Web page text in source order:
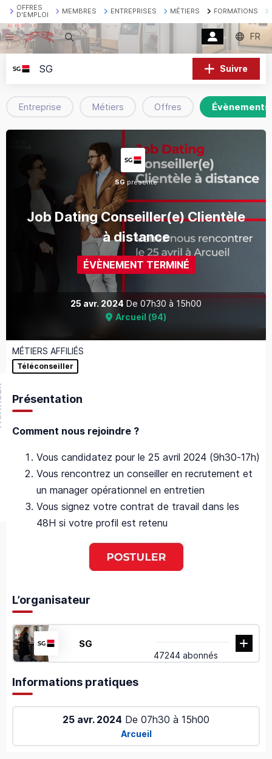
OFFRES
D'EMPLOI
MEMBRES ENTREPRISES MÉTIERS FORMATIONS
Recherche FR
SG Suivre
Entreprise Métiers Offres Évènements
SG présente
Job Dating Conseiller(e) Clientèle
à distance
ÉVÈNEMENT TERMINÉ
25 avr. 2024 De 07h30 à 15h00
Arcueil (94)
MÉTIERS AFFILIÉS
Téléconseiller
Présentation
Comment nous rejoindre ?
Vous candidatez pour le 25 avril 2024 (9h30-17h)
Vous rencontrez un conseiller en recrutement et
un manager opérationnel en entretien
Vous signez votre contrat de travail dans les
48H si votre profil est retenu
L’organisateur
SG
47244 abonnés
Informations pratiques
25 avr. 2024 De 07h30 à 15h00
Arcueil